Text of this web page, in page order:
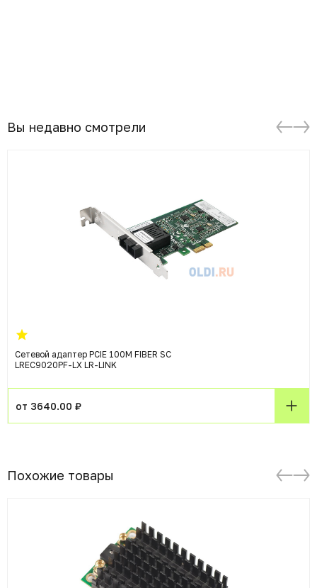
Вы недавно смотрели
Сетевой адаптер PCIE 100M FIBER SC
LREC9020PF-LX LR-LINK
от 3640.00 ₽
Похожие товары